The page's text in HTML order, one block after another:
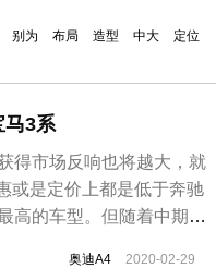
别为 布局 造型 中大
定位
马3系
得市场反响也将越大，就
或是定价上都是低于奔驰
高的车型。但随着中期改
奥迪A4 2020-02-29